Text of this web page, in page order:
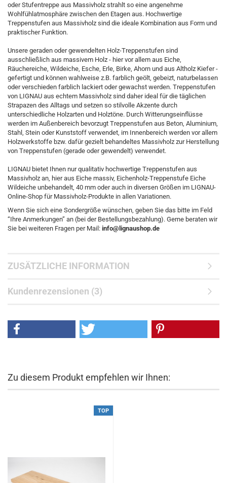
oder Stufentreppe aus Massivholz strahlt so eine angenehme
Wohlfühlatmosphäre zwischen den Etagen aus. Hochwertige
Treppenstufen aus Massivholz sind die ideale Kombination aus Form und
praktischer Funktion.
Unsere geraden oder gewendelten Holz-Treppenstufen sind
ausschließlich aus massivem Holz - hier vor allem aus Eiche,
Räuchereiche, Wildeiche, Esche, Erle, Birke, Ahorn und aus Altholz Kiefer -
gefertigt und können wahlweise z.B. farblich geölt, gebeizt, naturbelassen
oder verschieden farblich lackiert oder gewachst werden. Treppenstufen
von LIGNAU aus echtem Massivholz sind daher ideal für die täglichen
Strapazen des Alltags und setzen so stilvolle Akzente durch
unterschiedliche Holzarten und Holztöne. Durch Witterungseinflüsse
werden im Außenbereich bevorzugt Treppenstufen aus Beton, Aluminium,
Stahl, Stein oder Kunststoff verwendet, im Innenbereich werden vor allem
Holzwerkstoffe bzw. dafür gezielt behandeltes Massivholz zur Herstellung
von Treppenstufen (gerade oder gewendelt) verwendet.
LIGNAU bietet Ihnen nur qualitativ hochwertige Treppenstufen aus
Massivholz an, hier aus Eiche massiv, Eichenholz-Treppenstufe Eiche
Wildeiche unbehandelt, 40 mm oder auch in diversen Größen im LIGNAU-
Online-Shop für Massivholz-Produkte in allen Variationen.
Wenn Sie sich eine Sondergröße wünschen, geben Sie das bitte im Feld
“Ihre Anmerkungen” an (bei der Bestellungsbezahlung). Gerne beraten wir
Sie bei weiteren Fragen per Mail: info@lignaushop.de
ZUSÄTZLICHE INFORMATION
Kundenrezensionen (3)
Zu diesem Produkt empfehlen wir Ihnen:
TOP